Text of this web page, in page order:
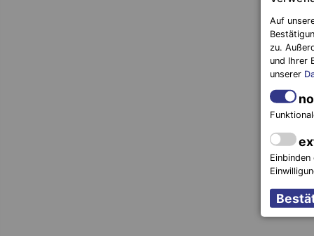
Auf
zu.
und Ihrer
unserer